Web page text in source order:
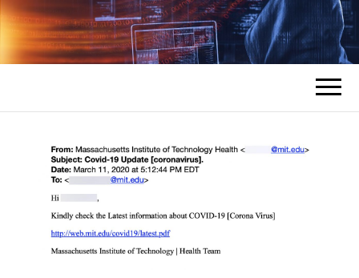
COMMENT UN
HACKER
PIRATE DES
COMPTES ?
L'expert en récupération de mots de
passe des comptes